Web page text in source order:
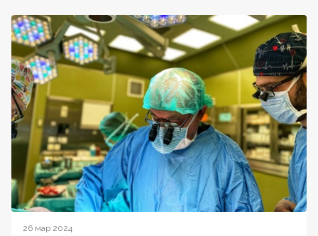
26 мар 2024